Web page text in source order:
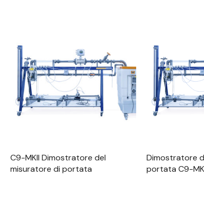
Visualizzazione Rapida
C9-MKII Dimostratore del
misuratore di portata
Dimostratore
portata C9-